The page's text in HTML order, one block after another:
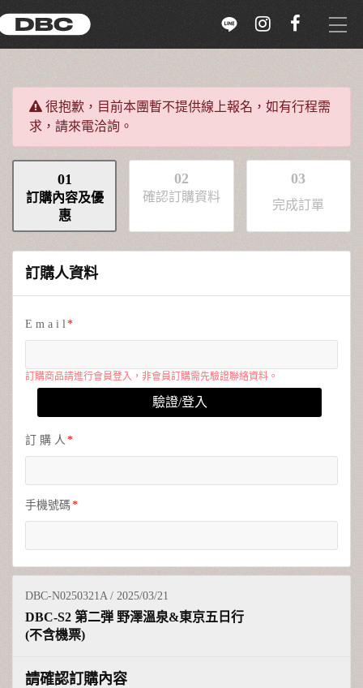
選單
ZH-TW
ABOUT US
WITH US
限量販售
立即報名
雪場介紹
常見問題
合約下載
很抱歉，目前本團暫不提供線上報名，如有行程需
求，請來電洽詢。
01
訂購內容及優
惠
02
確認訂購資料
03
完成訂單
訂購人資料
E m a i l
訂購商品請進行會員登入，非會員訂購需先驗證聯絡資料。
驗證/登入
訂 購 人
手機號碼
DBC-N0250321A / 2025/03/21
DBC-S2 第二弾 野澤溫泉&東京五日行
(不含機票)
請確認訂購內容